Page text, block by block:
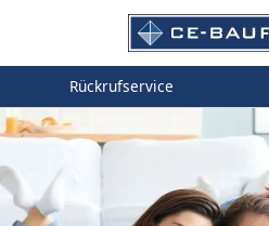
Rückrufservice